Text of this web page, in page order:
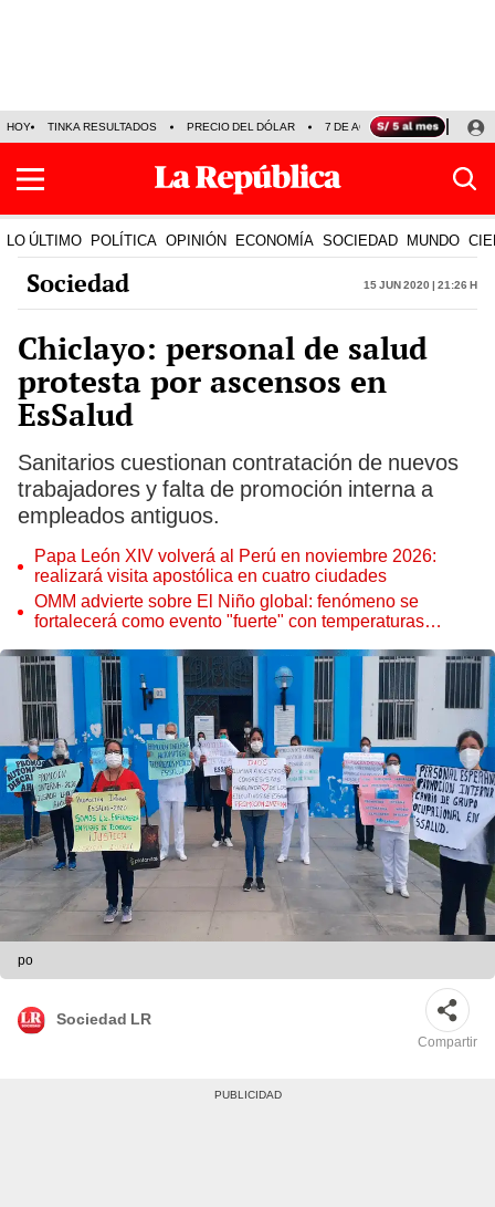
HOY TINKA RESULTADOS PRECIO DEL DÓLAR 7 DE AGOSTO OLLANTA
LO ÚLTIMO POLÍTICA OPINIÓN ECONOMÍA SOCIEDAD MUNDO
Sociedad 15 Jun 2020 | 21:26 h
Chiclayo: personal de salud
protesta por ascensos en
EsSalud
Sanitarios cuestionan contratación de nuevos
trabajadores y falta de promoción interna a
empleados antiguos.
Papa León XIV volverá al Perú en noviembre 2026:
realizará visita apostólica en cuatro ciudades
OMM advierte sobre El Niño global: fenómeno se
fortalecerá como evento "fuerte" con temperaturas
po
Sociedad LR
Compartir